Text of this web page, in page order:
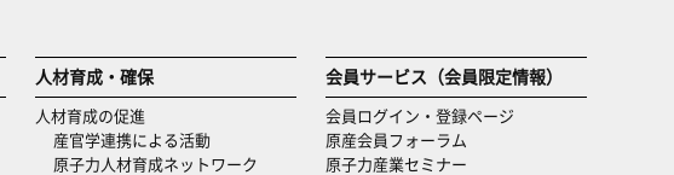
人材育成・確保
人材育成の促進
産官学連携による活動
原子力人材育成ネットワーク
会員サービス（会員限定情報）
会員ログイン・登録ページ
原産会員フォーラム
原子力産業セミナー